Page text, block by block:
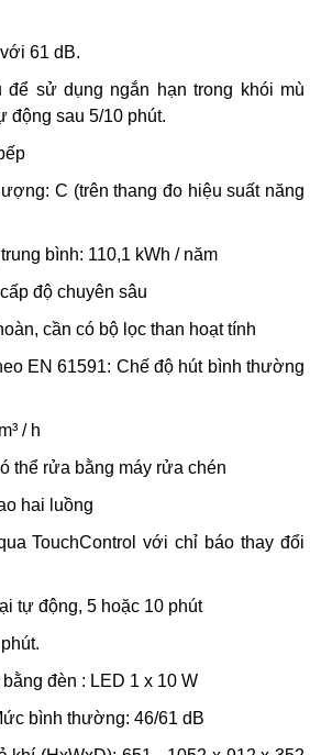
61 dB.
sử dụng ngắn hạn trong khói mù
động sau 5/10 phút.
C (trên thang đo hiệu suất năng
bình: 110,1 kWh / năm
độ chuyên sâu
cần có bộ lọc than hoạt tính
EN 61591: Chế độ hút bình thường
/ h
thể rửa bằng máy rửa chén
hai luồng
TouchControl với chỉ báo thay đổi
tự động, 5 hoặc 10 phút
đèn : LED 1 x 10 W
bình thường: 46/61 dB